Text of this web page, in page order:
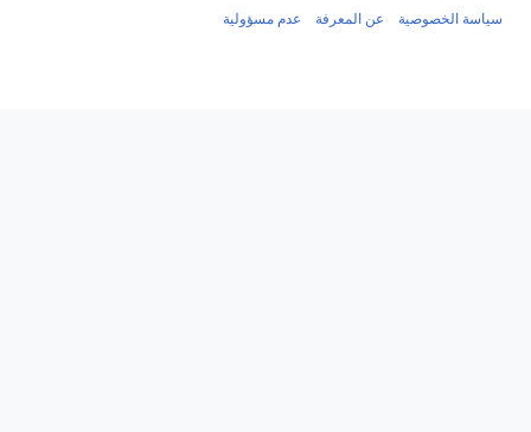
سياسة الخصوصية عن المعرفة عدم مسؤولية